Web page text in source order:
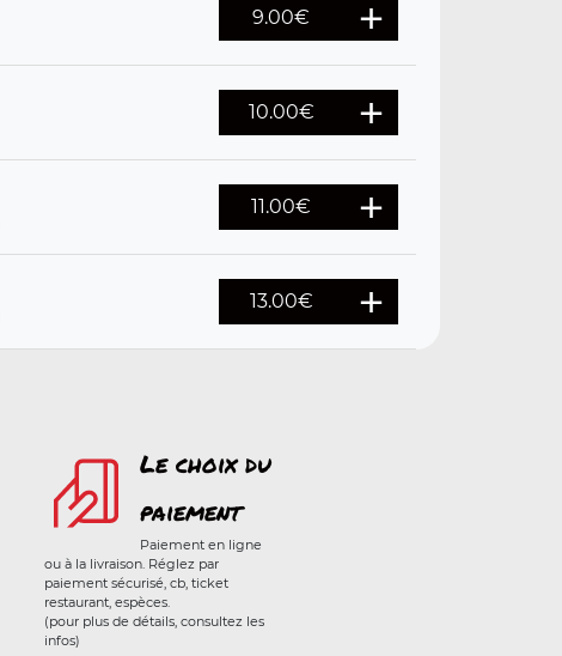
9.00€
10.00€
11.00€
13.00€
Le choix du
paiement
Paiement en ligne
ou à la livraison. Réglez par
paiement sécurisé, cb, ticket
restaurant, espèces.
(pour plus de détails, consultez les
infos)